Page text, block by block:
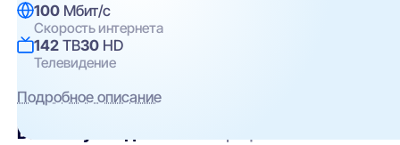
100 Мбит/с
Скорость интернета
142 ТВ30 HD
Телевидение
Подробное описание
Вам могут подойти